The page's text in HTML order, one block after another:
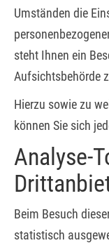
Umständen die
steht Ihnen ein
Aufsichtsbehörde
Hierzu sowie zu
können Sie sich
Analyse-
Beim Besuch
statistisch